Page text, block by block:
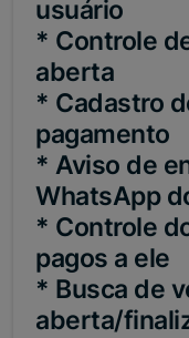
usuário
* Controle
aberta
* Cadastro
pagamento
* Aviso de
WhatsApp
* Controle
pagos a ele
* Busca de
aberta/